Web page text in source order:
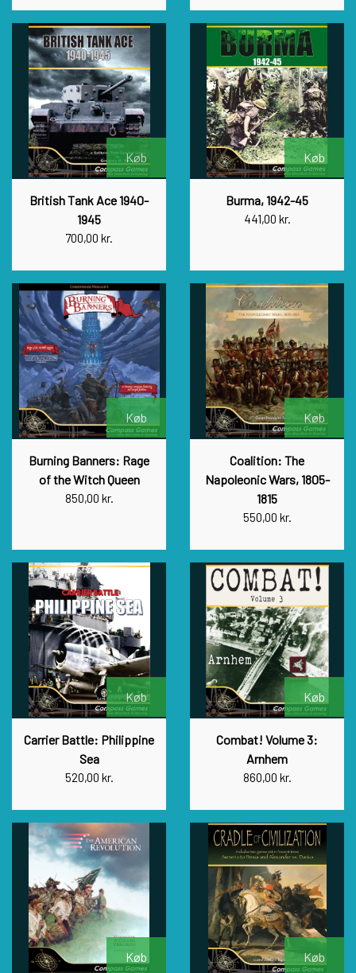
DEVIL PIG GAMES
DISSIMULA EDIZIONI
DO IT GAMES
PACIFIC RIM PUBLISHING
PHALANX
PLAGUE ISLAND GAMES
WHITE DOG GAMES
WORD FORGE GAMES
WORTHINGTON PUBLISHING
Køb
British Tank Ace 1940-
1945
700,00 kr.
Køb
Burma, 1942-45
441,00 kr.
Køb
Burning Banners: Rage
of the Witch Queen
850,00 kr.
Køb
Coalition: The
Napoleonic Wars, 1805-
1815
550,00 kr.
Køb
Carrier Battle: Philippine
Sea
520,00 kr.
Køb
Combat! Volume 3:
Arnhem
860,00 kr.
Køb Køb